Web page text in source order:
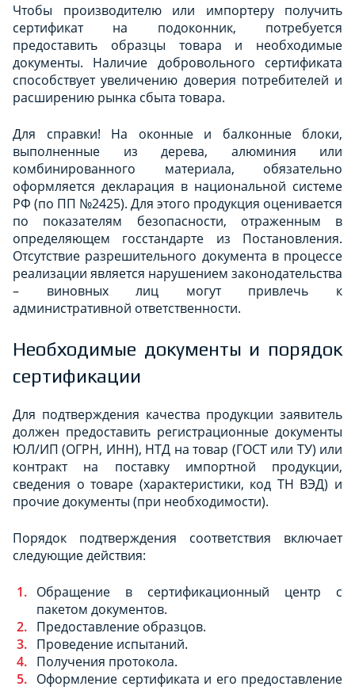
Чтобы производителю или импортеру получить
сертификат на подоконник, потребуется
предоставить образцы товара и необходимые
документы. Наличие добровольного сертификата
способствует увеличению доверия потребителей и
расширению рынка сбыта товара.
Для справки! На оконные и балконные блоки,
выполненные из дерева, алюминия или
комбинированного материала, обязательно
оформляется декларация в национальной системе
РФ (по ПП №2425). Для этого продукция оценивается
по показателям безопасности, отраженным в
определяющем госстандарте из Постановления.
Отсутствие разрешительного документа в процессе
реализации является нарушением законодательства
– виновных лиц могут привлечь к
административной ответственности.
Необходимые документы и порядок
сертификации
Для подтверждения качества продукции заявитель
должен предоставить регистрационные документы
ЮЛ/ИП (ОГРН, ИНН), НТД на товар (ГОСТ или ТУ) или
контракт на поставку импортной продукции,
сведения о товаре (характеристики, код ТН ВЭД) и
прочие документы (при необходимости).
Порядок подтверждения соответствия включает
следующие действия:
Обращение в сертификационный центр с
пакетом документов.
Предоставление образцов.
Проведение испытаний.
Получения протокола.
Оформление сертификата и его предоставление